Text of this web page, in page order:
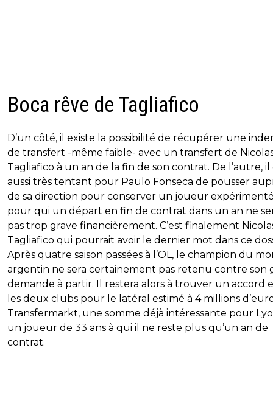
Boca rêve de Tagliafico
D’un côté, il existe la possibilité de récupérer une
de transfert -même faible- avec un transfert de
Tagliafico à un an de la fin de son contrat. De l’autre, il
aussi très tentant pour Paulo Fonseca de pousser
de sa direction pour conserver un joueur
pour qui un départ en fin de contrat dans un an ne
pas trop grave financièrement. C’est finalement
Tagliafico qui pourrait avoir le dernier mot dans ce
Après quatre saison passées à l’OL, le champion du
argentin ne sera certainement pas retenu contre son
demande à partir. Il restera alors à trouver un accord
les deux clubs pour le latéral estimé à 4 millions
Transfermarkt, une somme déjà intéressante pour
un joueur de 33 ans à qui il ne reste plus qu’un an de
contrat.